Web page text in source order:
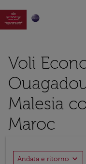

Voli
Malesia
Maroc
Andata e ritorno expand_more